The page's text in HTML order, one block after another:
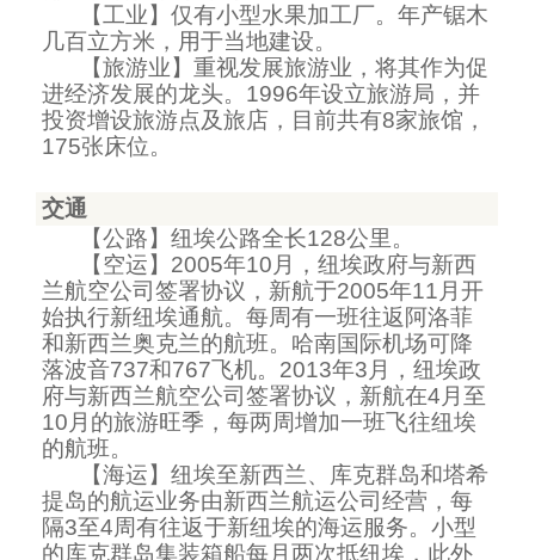
【工业】仅有小型水果加工厂。年产锯木
几百立方米，用于当地建设。
【旅游业】重视发展旅游业，将其作为促
进经济发展的龙头。 1996年设立旅游局，并
投资增设旅游点及旅店，目前共有8家旅馆，
175张床位。
交通
【公路】纽埃公路全长128公里。
【空运】 2005年10 月，纽埃政府与新西
兰航空公司签署协议，新航于2005年11 月开
始执行新纽埃通航。每周有一班往返阿洛菲
和新西兰奥克兰的航班。哈南国际机场可降
落波音737和767飞机。 2013年3 月，纽埃政
府与新西兰航空公司签署协议，新航在4 月至
10 月的旅游旺季，每两周增加一班飞往纽埃
的航班。
【海运】纽埃至新西兰、库克群岛和塔希
提岛的航运业务由新西兰航运公司经营，每
隔3至4周有往返于新纽埃的海运服务。小型
的库克群岛集装箱船每月两次抵纽埃，此外